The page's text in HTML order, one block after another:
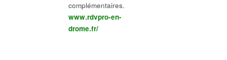
complémentaires.
www.rdvpro-en-
drome.fr/